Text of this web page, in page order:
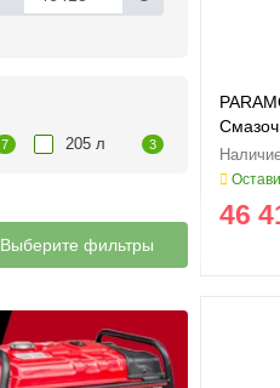
7 205 л 3
Выберите фильтры
для
46